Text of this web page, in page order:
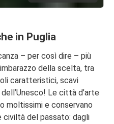
in Puglia
– per così dire – più
della scelta, tra
caratteristici, scavi
Le città d’arte
moltissimi e conservano
del passato: dagli